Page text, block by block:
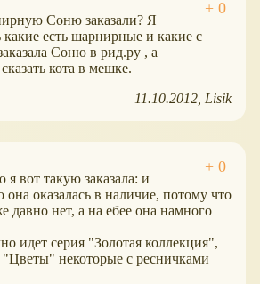
Соню заказали? Я
какие есть шарнирные и какие с
Соню в рид.ру , а
кота в мешке.
11.10.2012 Lisik
вот такую заказала: и
она оказалась в наличие, потому что
давно нет, а на ебее она намного
идет серия "Золотая коллекция",
"Цветы" некоторые с ресничками